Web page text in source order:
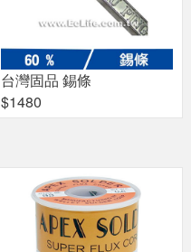
台灣固品 錫條
$1480